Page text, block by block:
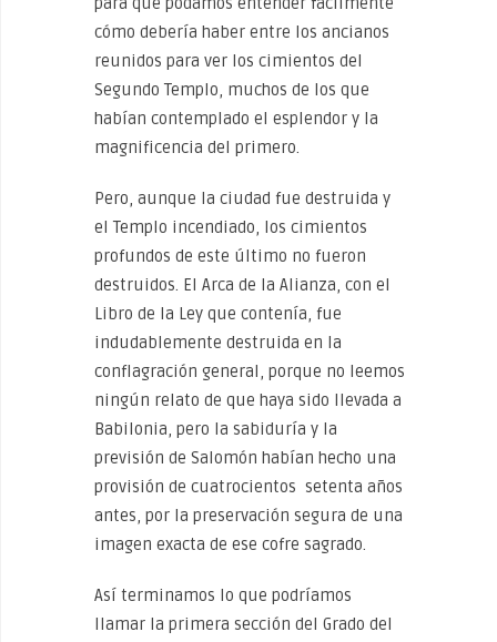
cómo debería haber entre los ancianos
reunidos para ver los cimientos del
Segundo Templo, muchos de los que
habían contemplado el esplendor y la
magnificencia del primero.
Pero, aunque la ciudad fue destruida y
el Templo incendiado, los cimientos
profundos de este último no fueron
destruidos. El Arca de la Alianza, con el
Libro de la Ley que contenía, fue
indudablemente destruida en la
conflagración general, porque no leemos
ningún relato de que haya sido llevada a
Babilonia, pero la sabiduría y la
previsión de Salomón habían hecho una
provisión de cuatrocientos setenta años
antes, por la preservación segura de una
imagen exacta de ese cofre sagrado.
Así terminamos lo que podríamos
llamar la primera sección del Grado del